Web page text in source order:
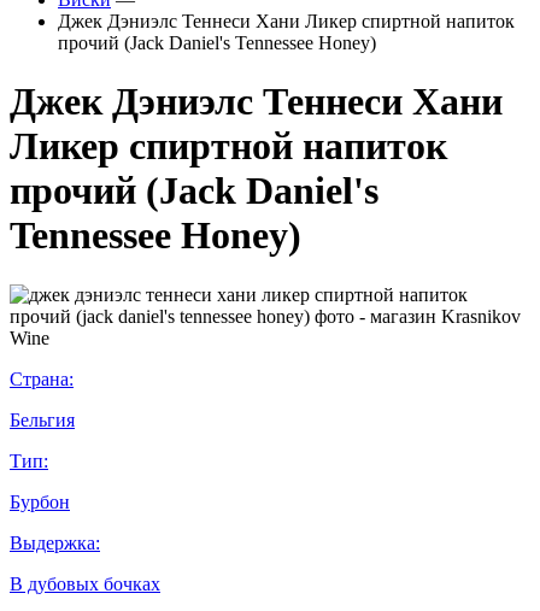
Джек Дэниэлс Теннеси Хани Ликер спиртной напиток
прочий (Jack Daniel's Tennessee Honey)
Джек Дэниэлс Теннеси Хани
Ликер спиртной напиток
прочий (Jack Daniel's
Tennessee Honey)
Страна:
Бельгия
Тип:
Бурбон
Выдержка:
В дубовых бочках